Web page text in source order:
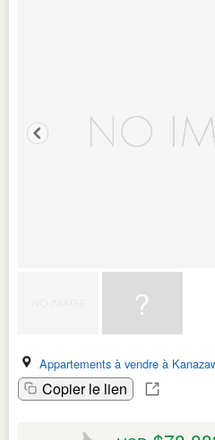
Appartements à vendre à
Copier le lien